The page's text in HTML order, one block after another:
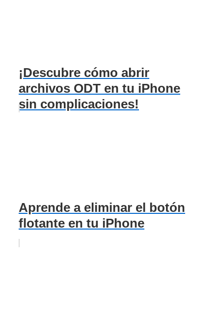
¡Descubre cómo abrir
archivos ODT en tu iPhone
sin complicaciones!
Aprende a eliminar el botón
flotante en tu iPhone